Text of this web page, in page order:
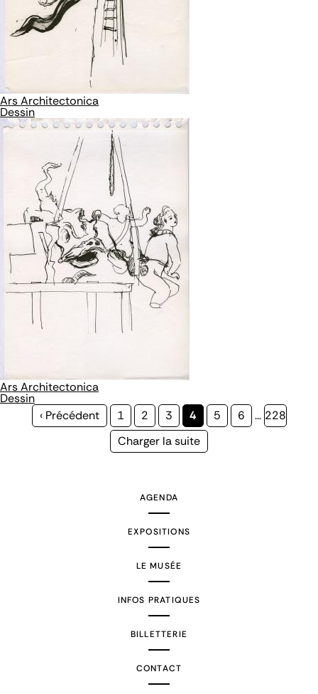
Ars Architectonica
Dessin
Ars Architectonica
Dessin
Page
‹ Précédent Page
1 Page
2 Page
3
Page
courante
4 Page
5 Page
6 … Page
228
Page
Charger la suite
AGENDA
EXPOSITIONS
LE MUSÉE
INFOS PRATIQUES
BILLETTERIE
CONTACT